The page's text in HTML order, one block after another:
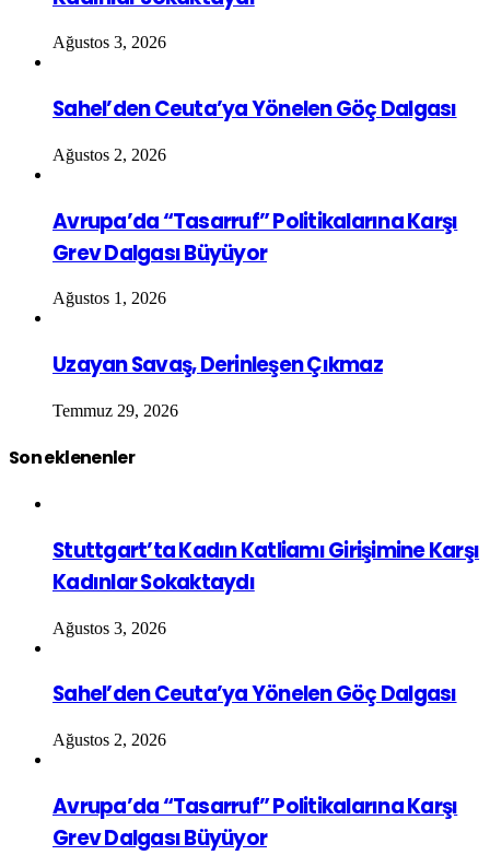
Ağustos 3, 2026
Sahel’den Ceuta’ya Yönelen Göç Dalgası
Ağustos 2, 2026
Avrupa’da “Tasarruf” Politikalarına Karşı
Grev Dalgası Büyüyor
Ağustos 1, 2026
Uzayan Savaş, Derinleşen Çıkmaz
Temmuz 29, 2026
Son eklenenler
Stuttgart’ta Kadın Katliamı Girişimine Karşı
Kadınlar Sokaktaydı
Ağustos 3, 2026
Sahel’den Ceuta’ya Yönelen Göç Dalgası
Ağustos 2, 2026
Avrupa’da “Tasarruf” Politikalarına Karşı
Grev Dalgası Büyüyor